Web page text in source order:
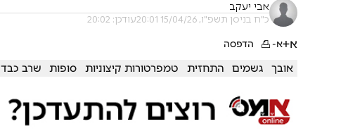
אבי יעקב
כ"ח בניסן תשפ"ו, 15/04/26 20:01 עודכן: 20:02
א+א- הדפסה
אובך גשמים התחזית טמפרטורות קיצוניות סופות שרב כבד